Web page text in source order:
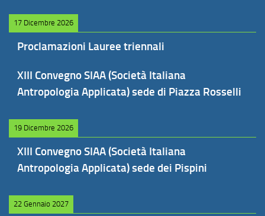
17 Dicembre 2026
Proclamazioni Lauree triennali
XIII Convegno SIAA (Società Italiana
Antropologia Applicata) sede di Piazza Rosselli
19 Dicembre 2026
XIII Convegno SIAA (Società Italiana
Antropologia Applicata) sede dei Pispini
22 Gennaio 2027